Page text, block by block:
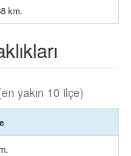
km.
yakın 10 ilçe)